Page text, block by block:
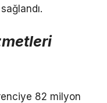
82 milyon